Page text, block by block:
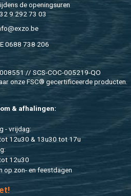
de ope­nings­uren
9 292 73 03
0688 738 206
// SCS-COC-005219-QO
onze FSC® ge­cer­ti­fi­ceer­de pro­duc­ten.
& af­ha­lin­gen:
- vrij­dag:
12u30 & 13u30 tot 17u
12u30
op zon- en feest­da­gen